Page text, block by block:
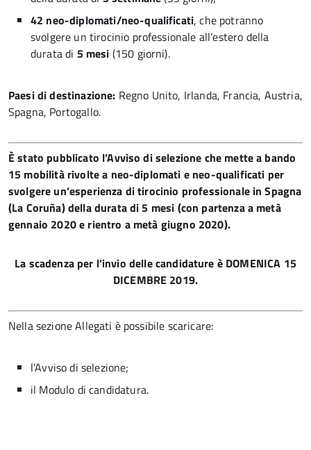
42 neo-diplomati/neo-qualificati, che potranno
svolgere un tirocinio professionale all’estero della
durata di 5 mesi (150 giorni).
Paesi di destinazione: Regno Unito, Irlanda, Francia, Austria,
Spagna, Portogallo.
È stato pubblicato l’Avviso di selezione che mette a bando
15 mobilità rivolte a neo-diplomati e neo-qualificati per
svolgere un’esperienza di tirocinio professionale in Spagna
(La Coruña) della durata di 5 mesi (con partenza a metà
gennaio 2020 e rientro a metà giugno 2020).
La scadenza per l’invio delle candidature è DOMENICA 15
DICEMBRE 2019.
Nella sezione Allegati è possibile scaricare:
l’Avviso di selezione;
il Modulo di candidatura.